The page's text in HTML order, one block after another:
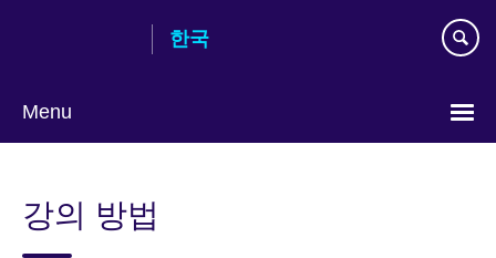
content
한국
Menu
강의 방법